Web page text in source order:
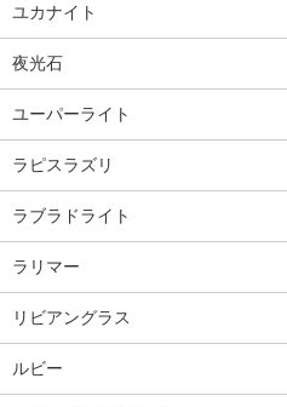
ユカナイト
夜光石
ユーパーライト
ラピスラズリ
ラブラドライト
ラリマー
リビアングラス
ルビー